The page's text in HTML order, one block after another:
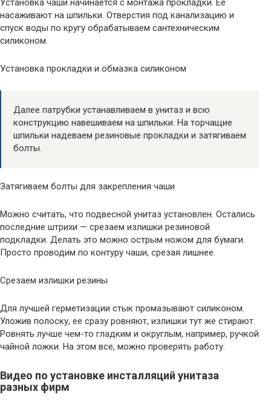
Установка чаши начинается с монтажа прокладки. Ее
насаживают на шпильки. Отверстия под канализацию и
спуск воды по кругу обрабатываем сантехническим
силиконом.
Установка прокладки и обмазка силиконом
Далее патрубки устанавливаем в унитаз и всю
конструкцию навешиваем на шпильки. На торчащие
шпильки надеваем резиновые прокладки и затягиваем
болты.
Затягиваем болты для закрепления чаши
Можно считать, что подвесной унитаз установлен. Остались
последние штрихи — срезаем излишки резиновой
подкладки. Делать это можно острым ножом для бумаги.
Просто проводим по контуру чаши, срезая лишнее.
Срезаем излишки резины
Для лучшей герметизации стык промазывают силиконом.
Уложив полоску, ее сразу ровняют, излишки тут же стирают.
Ровнять лучше чем-то гладким и округлым, например, ручкой
чайной ложки. На этом все, можно проверять работу.
Видео по установке инсталляций унитаза
разных фирм